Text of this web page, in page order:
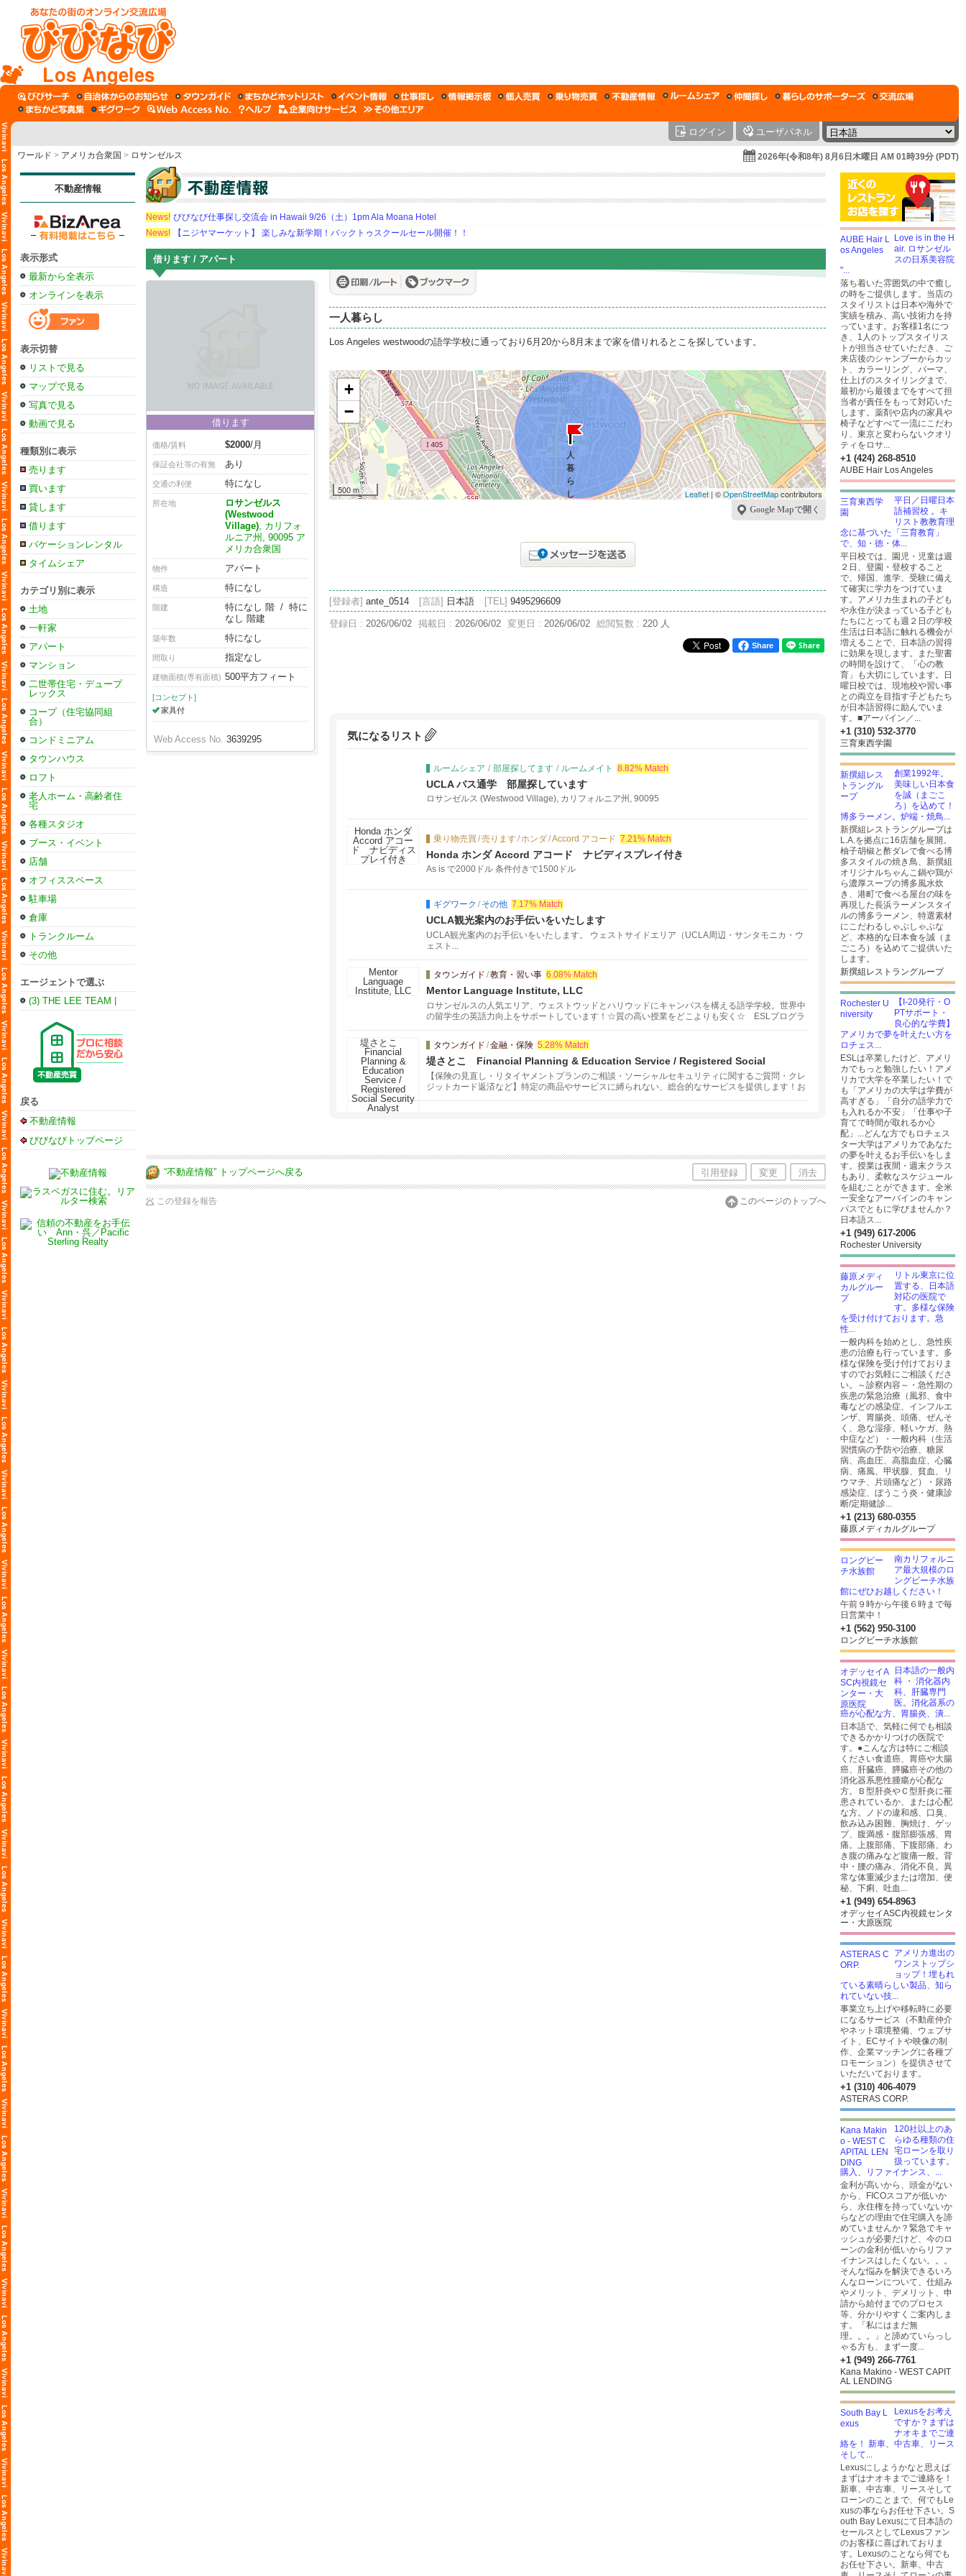
Los Angeles
ログイン ユーザパネル
ワールド > アメリカ合衆国 > ロサンゼルス 2026年(令和8年) 8月6日木曜日 AM 01時39分 (PDT)
不動産情報
表示形式
最新から全表示
オンラインを表示
表示切替
リストで見る
マップで見る
写真で見る
動画で見る
種類別に表示
売ります
買います
貸します
借ります
バケーションレンタル
タイムシェア
カテゴリ別に表示
土地
一軒家
アパート
マンション
二世帯住宅・デュープ
レックス
コープ（住宅協同組
合）
コンドミニアム
タウンハウス
ロフト
老人ホーム・高齢者住
宅
各種スタジオ
ブース・イベント
店舗
オフィススペース
駐車場
倉庫
トランクルーム
その他
エージェントで選ぶ
(3) THE LEE TEAM |
eXp Realty of California
戻る
不動産情報
びびなびトップページ
News! びびなび仕事探し交流会 in Hawaii 9/26（土）1pm Ala Moana Hotel
News!
【ニジヤマーケット】 楽しみな新学期！バックトゥスクールセール開催！！
借ります / アパート
借ります
価格/賃料 $2000/月
保証会社等の有無 あり
交通の利便 特になし
所在地
ロサンゼルス
(Westwood
Village), カリフォ
ルニア州, 90095 ア
メリカ合衆国
物件 アパート
構造 特になし
階建
特になし 階 / 特に
なし 階建
築年数 特になし
間取り 指定なし
建物面積(専有面積) 500平方フィート
[コンセプト]
家具付
Web Access No. 3639295
一人暮らし
Los Angeles westwoodの語学学校に通っており6月20から8月末まで家を借りれるとこを探しています。
+
−
500 m Leaflet | ©OpenStreetMapcontributors
Google Mapで開く
[登録者] ante_0514 [言語] 日本語 [TEL] 9495296609
登録日 : 2026/06/02 掲載日 : 2026/06/02 変更日 : 2026/06/02 総閲覧数 : 220 人
Share
気になるリスト
ルームシェア / 部屋探してます / ルームメイト 8.82% Match
UCLA バス通学 部屋探しています
ロサンゼルス (Westwood Village), カリフォルニア州, 90095
乗り物売買 /売ります/ホンダ/Accord アコード 7.21% Match
Honda ホンダ Accord アコード ナビディスプレイ付き
As is で2000ドル 条件付きで1500ドル
ギグワーク / その他 7.17% Match
UCLA観光案内のお手伝いをいたします
UCLA観光案内のお手伝いをいたします。 ウェストサイドエリア（UCLA周辺・サンタモニカ・ウ
ェスト...
タウンガイド /教育・習い事 6.08% Match
Mentor Language Institute, LLC
ロサンゼルスの人気エリア、ウェストウッドとハリウッドにキャンパスを構える語学学校。世界中
の留学生の英語力向上をサポートしています！☆質の高い授業をどこよりも安く☆ ESLプログラ
Accent Reduction）もあります。ビジネス英語、TOEIC、IELTSのプログラムも。
タウンガイド /金融・保険 5.28% Match
堤さとこ Financial Planning & Education Service / Registered Social
Security Analyst
【保険の見直し・リタイヤメントプランのご相談・ソーシャルセキュリティに関するご質問・クレ
ジットカード返済など】特定の商品やサービスに縛られない、総合的なサービスを提供します！お
“不動産情報” トップページへ戻る 引用登録 変更 消去
この登録を報告 このページのトップへ
Love is in the H
air. ロサンゼル
スの日系美容院
"...
落ち着いた雰囲気の中で癒し
の時をご提供します。当店の
スタイリストは日本や海外で
実績を積み、高い技術力を持
っています。お客様1名につ
き、1人のトップスタイリス
トが担当させていただき、ご
来店後のシャンプーからカッ
ト、カラーリング、パーマ、
仕上げのスタイリングまで、
最初から最後までをすべて担
当者が責任をもって対応いた
します。薬剤や店内の家具や
椅子などすべて一流にこだわ
り、東京と変わらないクオリ
ティをロサ...
+1 (424) 268-8510
AUBE Hair Los Angeles
平日／日曜日本
語補習校 。キ
リスト教教育理
念に基づいた「三育教育」
で、知・徳・体...
平日校では、園児・児童は週
２日、登園・登校すること
で、帰国、進学、受験に備え
て確実に学力をつけていま
す。アメリカ生まれの子ども
や永住が決まっている子ども
たちにとっても週２日の学校
生活は日本語に触れる機会が
増えることで、日本語の習得
に効果を現します。また聖書
の時間を設けて、「心の教
育」も大切にしています。日
曜日校では、現地校や習い事
との両立を目指す子どもたち
が日本語習得に励んでいま
す。■アーバイン／...
+1 (310) 532-3770
三育東西学園
創業1992年。
美味しい日本食
を誠（まごこ
ろ）を込めて！
博多ラーメン。炉端・焼鳥...
新撰組レストラングループは
L.A.を拠点に16店舗を展開。
柚子胡椒と酢ダレで食べる博
多スタイルの焼き鳥、新撰組
オリジナルちゃんこ鍋や鶏が
ら濃厚スープの博多風水炊
き、港町で食べる屋台の味を
再現した長浜ラーメンスタイ
ルの博多ラーメン、特選素材
にこだわるしゃぶしゃぶな
ど、本格的な日本食を誠（ま
ごころ）を込めてご提供いた
します。
新撰組レストラングループ
【I-20発行・O
PTサポート・
良心的な学費】
アメリカで夢を叶えたい方を
ロチェス...
ESLは卒業したけど、アメリ
カでもっと勉強したい！アメ
リカで大学を卒業したい！で
も「アメリカの大学は学費が
高すぎる」「自分の語学力で
も入れるか不安」「仕事や子
育てで時間が取れるか心
配」...どんな方でもロチェス
ター大学はアメリカであなた
の夢を叶えるお手伝いをしま
す。授業は夜間・週末クラス
もあり、柔軟なスケジュール
を組むことができます。全米
一安全なアーバインのキャン
パスでともに学びませんか？
日本語ス...
+1 (949) 617-2006
Rochester University
リトル東京に位
置する、日本語
対応の医院で
す。多様な保険
を受け付けております。急
性...
一般内科を始めとし、急性疾
患の治療も行っています。多
様な保険を受け付けておりま
すのでお気軽にご相談くださ
い。～診察内容～・急性期の
疾患の緊急治療（風邪、食中
毒などの感染症、インフルエ
ンザ、胃腸炎、頭痛、ぜんそ
く、急な湿疹、軽いケガ、熱
中症など）・一般内科（生活
習慣病の予防や治療、糖尿
病、高血圧、高脂血症、心臓
病、痛風、甲状腺、貧血、リ
ウマチ、片頭痛など）・尿路
感染症、ぼうこう炎・健康診
断/定期健診...
+1 (213) 680-0355
藤原メディカルグループ
南カリフォルニ
ア最大規模のロ
ングビーチ水族
館にぜひお越しください！
午前９時から午後６時まで毎
日営業中！
+1 (562) 950-3100
ロングビーチ水族館
日本語の一般内
科 ・ 消化器内
科、肝臓専門
医。消化器系の
癌が心配な方、胃腸炎、潰...
日本語で、気軽に何でも相談
できるかかりつけの医院で
す。●こんな方は特にご相談
ください食道癌、胃癌や大腸
癌、肝臓癌、膵臓癌その他の
消化器系悪性腫瘍が心配な
方。Ｂ型肝炎やＣ型肝炎に罹
患されているか、または心配
な方。ノドの違和感、口臭、
飲み込み困難、胸焼け、ゲッ
プ、腹満感・腹部膨張感、胃
痛。上腹部痛、下腹部痛、わ
き腹の痛みなど腹痛一般。背
中・腰の痛み、消化不良。異
常な体重減少または増加、便
秘、下痢、吐血...
+1 (949) 654-8963
オデッセイASC内視鏡センタ
ー・大原医院
アメリカ進出の
ワンストップシ
ョップ！埋もれ
ている素晴らしい製品、知ら
れていない技...
事業立ち上げや移転時に必要
になるサービス（不動産仲介
やネット環境整備、ウェブサ
イト、ECサイトや映像の制
作、企業マッチングに各種プ
ロモーション）を提供させて
いただいております。
+1 (310) 406-4079
ASTERAS CORP.
120社以上のあ
らゆる種類の住
宅ローンを取り
扱っています。
購入、リファイナンス、...
金利が高いから、頭金がない
から、FICOスコアが低いか
ら、永住権を持っていないか
らなどの理由で住宅購入を諦
めていませんか？緊急でキャ
ッシュが必要だけど、今のロ
ーンの金利が低いからリファ
イナンスはしたくない。。。
そんな悩みを解決できるいろ
んなローンについて、仕組み
やメリット、デメリット、申
請から給付までのプロセス
等、分かりやすくご案内しま
す。「私にはまだ無
理。。。」と諦めていらっし
ゃる方も、まず一度...
+1 (949) 266-7761
Kana Makino - WEST CAPIT
AL LENDING
Lexusをお考え
ですか？まずは
ナオキまでご連
絡を！ 新車、中古車、リース
そして...
Lexusにしようかなと思えば
まずはナオキまでご連絡を！
新車、中古車、リースそして
ローンのことまで、何でもLe
xusの事ならお任せ下さい。S
outh Bay Lexusにて日本語の
セールスとしてLexusファン
のお客様に喜ばれておりま
す。Lexusのことなら何でも
お任せ下さい。新車、中古